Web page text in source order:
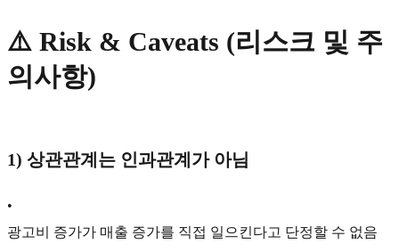
⚠️ Risk & Caveats (리스크 및 주
의사항)
1) 상관관계는 인과관계가 아님
•
광고비 증가가 매출 증가를 직접 일으킨다고 단정할 수 없음